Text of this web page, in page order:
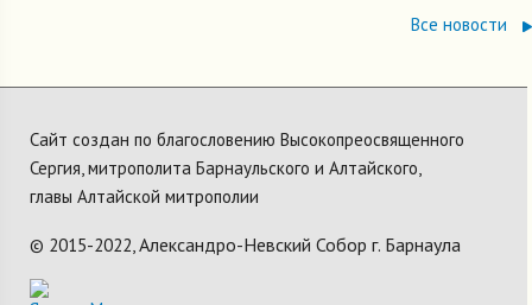
Все новости
Сайт создан по благословению Высокопреосвященного
Сергия, митрополита Барнаульского и Алтайского,
главы Алтайской митрополии
© 2015-2022, Александро-Невский Собор г. Барнаула